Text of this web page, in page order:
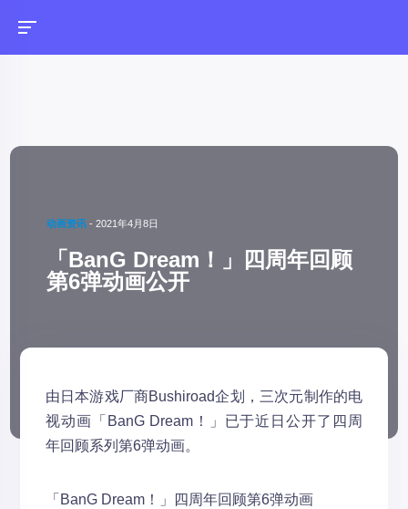
动画资讯 -2021年4月8日
「BanG Dream！」四周年回顾
第6弹动画公开
由日本游戏厂商Bushiroad企划，三次元制作的电
视动画「BanG Dream！」已于近日公开了四周
年回顾系列第6弹动画。
「BanG Dream！」四周年回顾第6弹动画